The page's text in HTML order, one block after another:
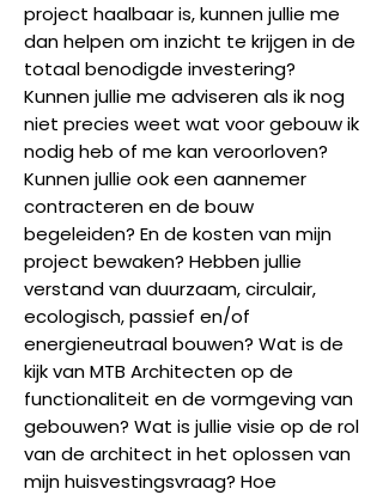
project haalbaar is, kunnen jullie me
dan helpen om inzicht te krijgen in de
totaal benodigde investering?
Kunnen jullie me adviseren als ik nog
niet precies weet wat voor gebouw ik
nodig heb of me kan veroorloven?
Kunnen jullie ook een aannemer
contracteren en de bouw
begeleiden? En de kosten van mijn
project bewaken? Hebben jullie
verstand van duurzaam, circulair,
ecologisch, passief en/of
energieneutraal bouwen? Wat is de
kijk van MTB Architecten op de
functionaliteit en de vormgeving van
gebouwen? Wat is jullie visie op de rol
van de architect in het oplossen van
mijn huisvestingsvraag? Hoe